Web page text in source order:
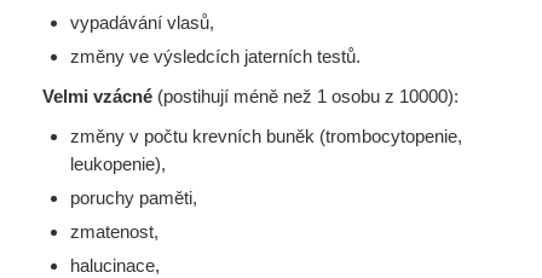
vypadávání vlasů,
změny ve výsledcích jaterních testů.
Velmi vzácné (postihují méně než 1 osobu z 10000):
změny v počtu krevních buněk (trombocytopenie,
leukopenie),
poruchy paměti,
zmatenost,
halucinace,